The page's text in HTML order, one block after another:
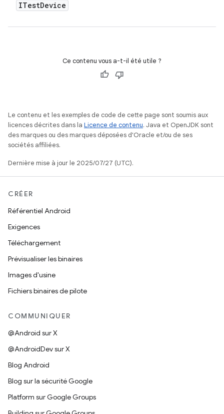
ITestDevice
Ce contenu vous a-t-il été utile ?
Le contenu et les exemples de code de cette page sont soumis aux
licences décrites dans la Licence de contenu. Java et OpenJDK sont
des marques ou des marques déposées d'Oracle et/ou de ses
sociétés affiliées.
Dernière mise à jour le 2025/07/27 (UTC).
CRÉER
Référentiel Android
Exigences
Téléchargement
Prévisualiser les binaires
Images d'usine
Fichiers binaires de pilote
COMMUNIQUER
@Android sur X
@AndroidDev sur X
Blog Android
Blog sur la sécurité Google
Platform sur Google Groups